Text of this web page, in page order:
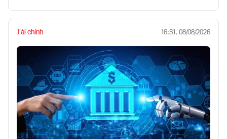
Tài chính 16:31, 08/08/2026